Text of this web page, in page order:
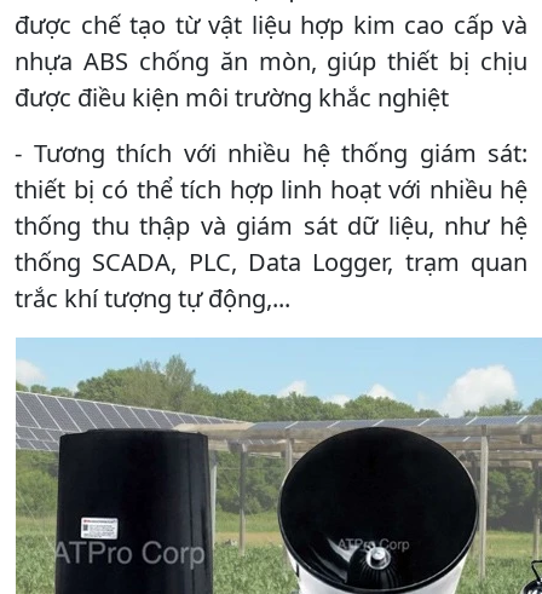
được chế tạo từ vật liệu hợp kim cao cấp và
nhựa ABS chống ăn mòn, giúp thiết bị chịu
được điều kiện môi trường khắc nghiệt
- Tương thích với nhiều hệ thống giám sát:
thiết bị có thể tích hợp linh hoạt với nhiều hệ
thống thu thập và giám sát dữ liệu, như hệ
thống SCADA, PLC, Data Logger, trạm quan
trắc khí tượng tự động,...